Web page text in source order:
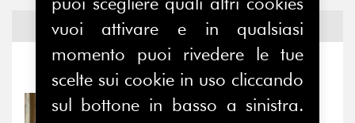
Notizie ed Eventi
Notizie -
31/07/2026
vuoi attivare e in qualsiasi
momento puoi rivedere le tue
scelte sui cookie in uso cliccando
sul bottone in basso a sinistra.